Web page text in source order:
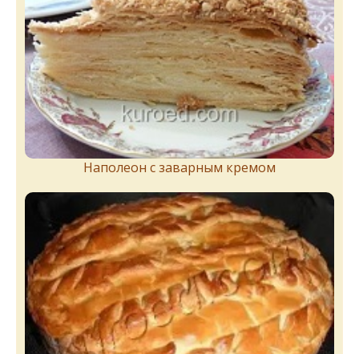
Наполеон с заварным кремом